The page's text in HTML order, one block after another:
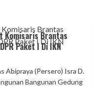
Komisaris Brantas
Paket I Di IKN
Abipraya (Persero) Isra D.
Bangunan Gedung